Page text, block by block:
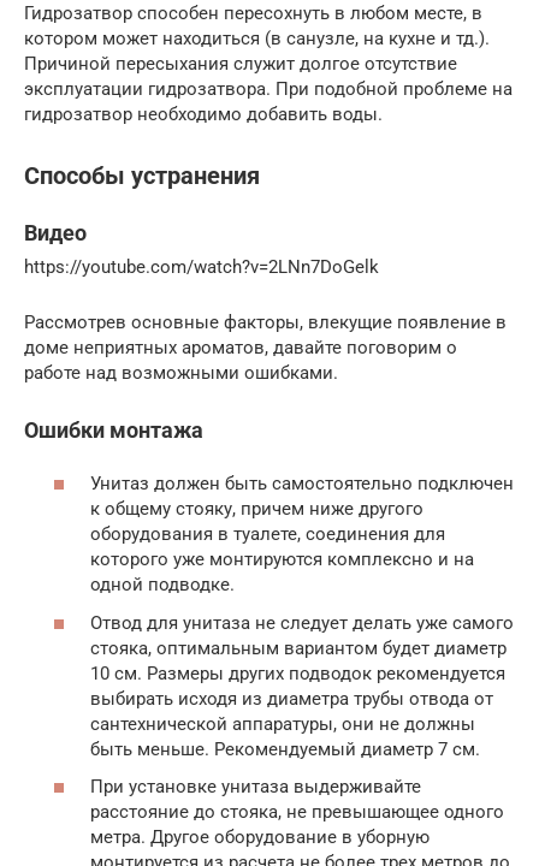
Гидрозатвор способен пересохнуть в любом месте, в
котором может находиться (в санузле, на кухне и тд.).
Причиной пересыхания служит долгое отсутствие
эксплуатации гидрозатвора. При подобной проблеме на
гидрозатвор необходимо добавить воды.
Способы устранения
Видео
https://youtube.com/watch?v=2LNn7DoGelk
Рассмотрев основные факторы, влекущие появление в
доме неприятных ароматов, давайте поговорим о
работе над возможными ошибками.
Ошибки монтажа
Унитаз должен быть самостоятельно подключен
к общему стояку, причем ниже другого
оборудования в туалете, соединения для
которого уже монтируются комплексно и на
одной подводке.
Отвод для унитаза не следует делать уже самого
стояка, оптимальным вариантом будет диаметр
10 см. Размеры других подводок рекомендуется
выбирать исходя из диаметра трубы отвода от
сантехнической аппаратуры, они не должны
быть меньше. Рекомендуемый диаметр 7 см.
При установке унитаза выдерживайте
расстояние до стояка, не превышающее одного
метра. Другое оборудование в уборную